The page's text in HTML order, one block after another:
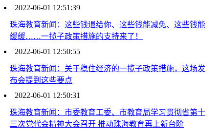
珠海教育新闻：这些钱退给你、这些钱能减免、这些钱能
缓缓……一揽子政策措施的支持来了！
2022-06-01 12:51:39
珠海教育新闻：关于稳住经济的一揽子政策措施，这场发
布会提到这些要点
2022-06-01 12:50:55
珠海教育新闻：市委教育工委、市教育局学习贯彻省第十
三次党代会精神大会召开 推动珠海教育再上新台阶
2022-06-01 12:50:31